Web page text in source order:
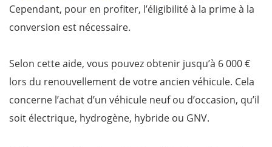
Cependant, pour en profiter, l’éligibilité à la prime à la
conversion est nécessaire.
Selon cette aide, vous pouvez obtenir jusqu’à 6 000 €
lors du renouvellement de votre ancien véhicule. Cela
concerne l’achat d’un véhicule neuf ou d’occasion, qu’il
soit électrique, hydrogène, hybride ou GNV.